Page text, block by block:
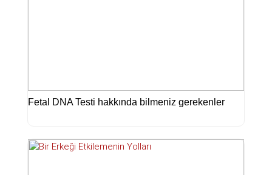
Fetal DNA Testi hakkında bilmeniz gerekenler